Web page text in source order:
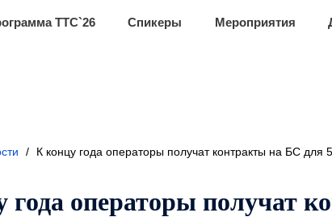
ТТС`26 Спикеры Мероприятия
/ К концу года операторы получат контракты на БС для
года операторы получат